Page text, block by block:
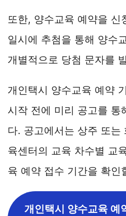
또한, 양수교육 예약을 신
일시에 추첨을 통해 양수
개별적으로 당첨 문자를
개인택시 양수교육 예약
시작 전에 미리 공고를 통
다. 공고에서는 상주 또는
육센터의 교육 차수별 교
육 예약 접수 기간을 확인
개인택시 양수교육 예